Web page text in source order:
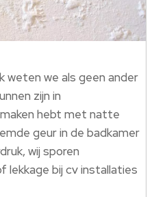
weten we als geen ander
zijn in
hebt met natte
geur in de badkamer
wij sporen
lekkage bij cv installaties